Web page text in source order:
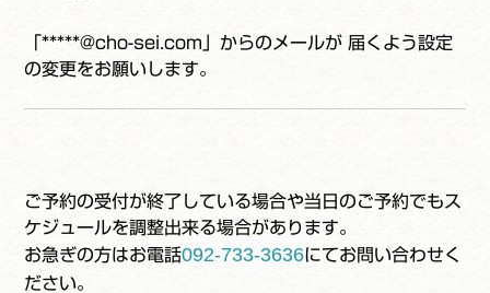
「*****@cho-sei.com」からのメールが 届くよう設定
の変更をお願いします。
ご予約の受付が終了している場合や当日のご予約でもス
ケジュールを調整出来る場合があります。
お急ぎの方はお電話092-733-3636にてお問い合わせく
ださい。